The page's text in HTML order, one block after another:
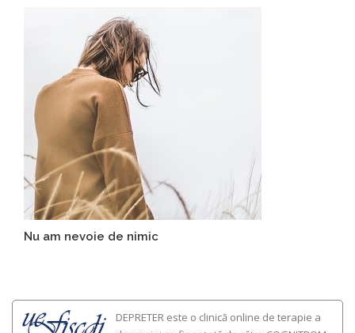
Nu am nevoie de nimic
DEPRETER este o clinică online de terapie a